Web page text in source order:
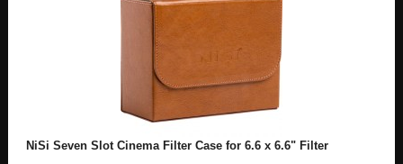
NiSi Seven Slot Cinema Filter Case for 6.6 x 6.6" Filter